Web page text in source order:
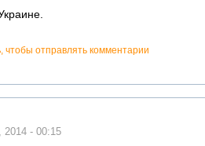
, чтобы отправлять комментарии
2014 - 00:15